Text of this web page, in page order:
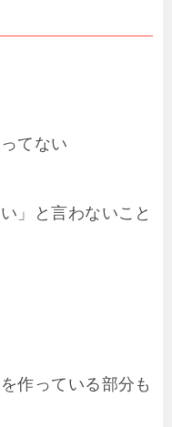
てない
」と言わないこと
作っている部分も